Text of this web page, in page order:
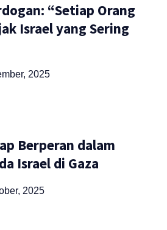
“Setiap Orang
Israel yang Sering
2025
Berperan dalam
Israel di Gaza
2025